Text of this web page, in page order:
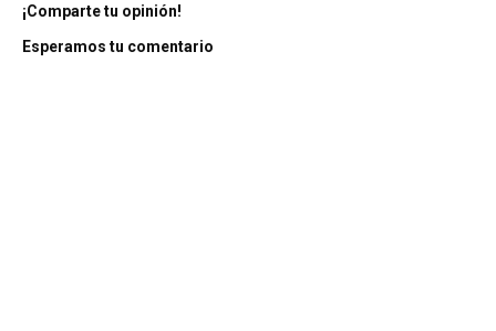
¡Comparte tu opinión!
Esperamos tu comentario